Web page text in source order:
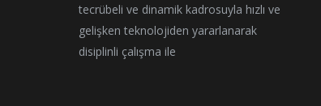
tecrübeli ve dinamik kadrosuyla hızlı ve
gelişken teknolojiden yararlanarak
disiplinli çalışma ile